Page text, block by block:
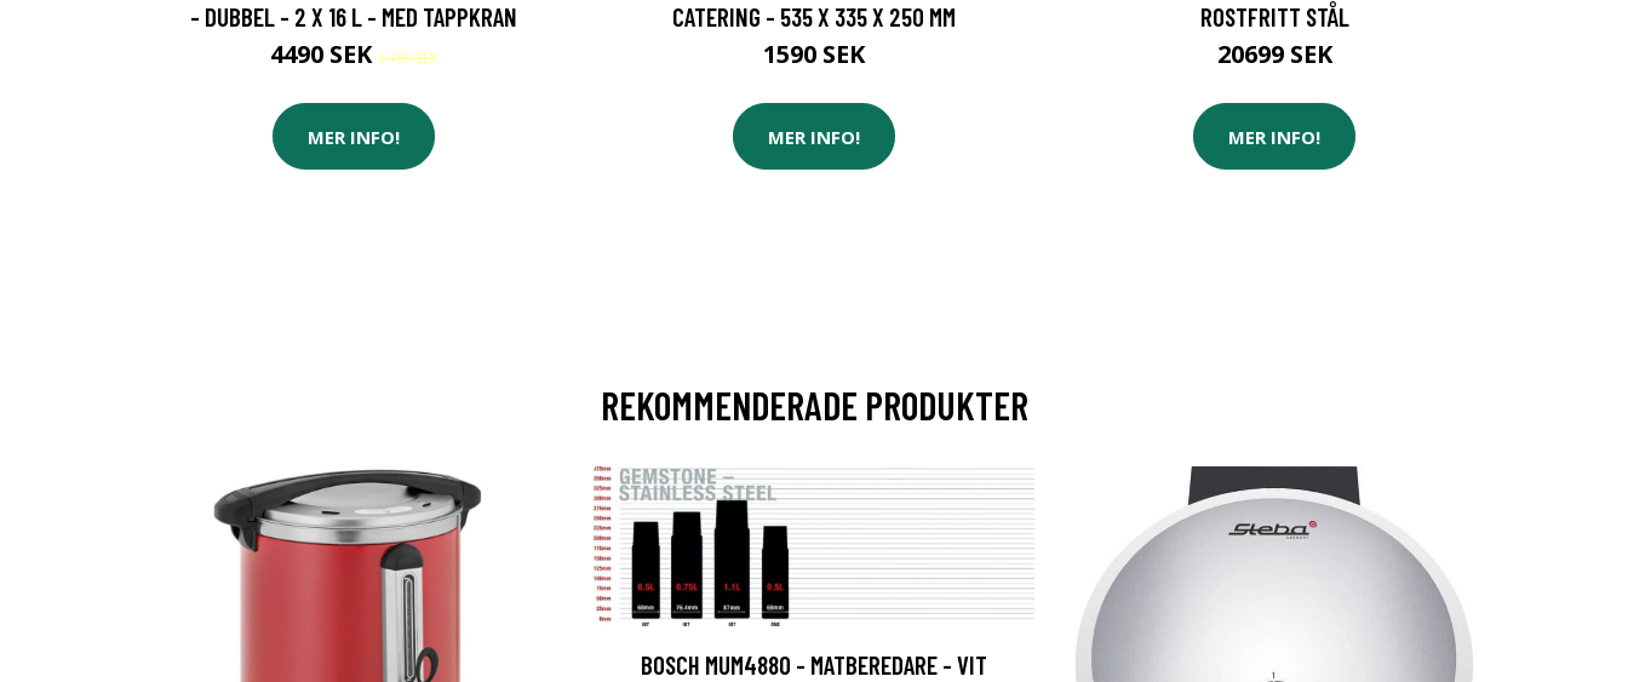
- DUBBEL - 2 X 16 L - MED TAPPKRAN
4490 SEK5499 SEK
MER INFO!
CATERING - 535 X 335 X 250 MM
1590 SEK
MER INFO!
ROSTFRITT STÅL
20699 SEK
MER INFO!
REKOMMENDERADE PRODUKTER
BOSCH MUM4880 - MATBEREDARE - VIT